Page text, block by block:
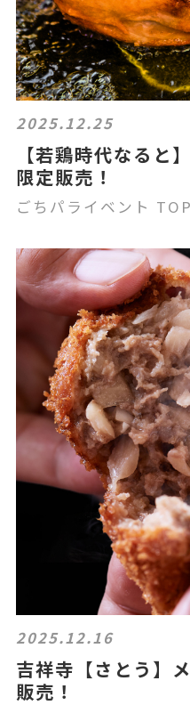
2025.12.25
【若鶏時代なる
限定販売！
ごちパライベント
2025.12.16
吉祥寺【さとう】
販売！